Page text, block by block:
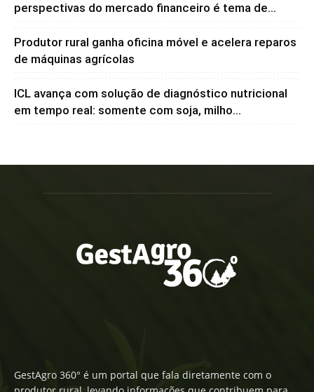
perspectivas do mercado financeiro é tema de...
Produtor rural ganha oficina móvel e acelera reparos
de máquinas agrícolas
ICL avança com solução de diagnóstico nutricional
em tempo real: somente com soja, milho...
GestAgro 360° é um portal que fala diretamente com o